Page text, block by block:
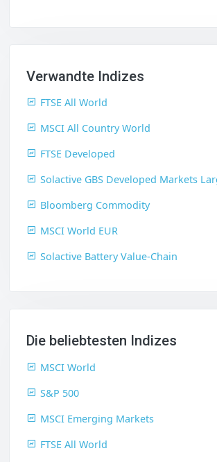
Verwandte Indizes
FTSE All World
MSCI All Country World
FTSE Developed
Solactive GBS Developed Markets
Bloomberg Commodity
MSCI World EUR
Solactive Battery Value-Chain
Die beliebtesten Indizes
MSCI World
S&P 500
MSCI Emerging Markets
FTSE All World